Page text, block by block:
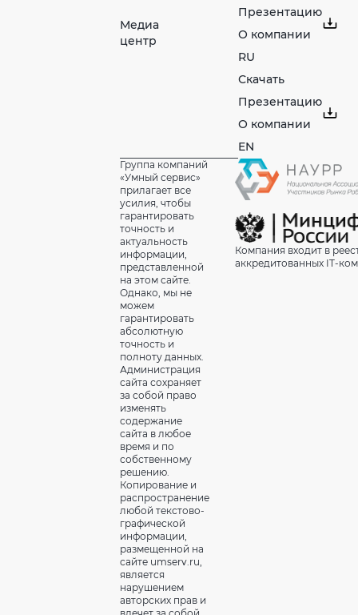
Медиа
центр
Презентацию
О компании
RU
Скачать
Презентацию
О компании
EN
Группа компаний
«Умный сервис»
прилагает все
усилия, чтобы
гарантировать
точность и
актуальность
информации,
представленной
на этом сайте.
Однако, мы не
можем
гарантировать
абсолютную
точность и
полноту данных.
Администрация
сайта сохраняет
за собой право
изменять
содержание
сайта в любое
время и по
собственному
решению.
Копирование и
распространение
любой текстово-
графической
информации,
размещенной на
сайте umserv.ru,
является
нарушением
авторских прав и
Компания входит в
аккредитованных IT-